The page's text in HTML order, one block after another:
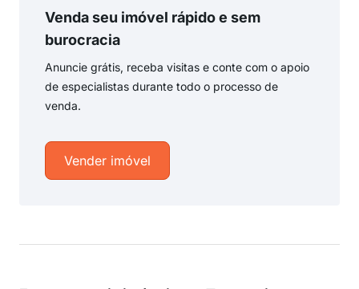
Venda seu imóvel rápido e sem
burocracia
Anuncie grátis, receba visitas e conte com o apoio
de especialistas durante todo o processo de
venda.
Vender imóvel